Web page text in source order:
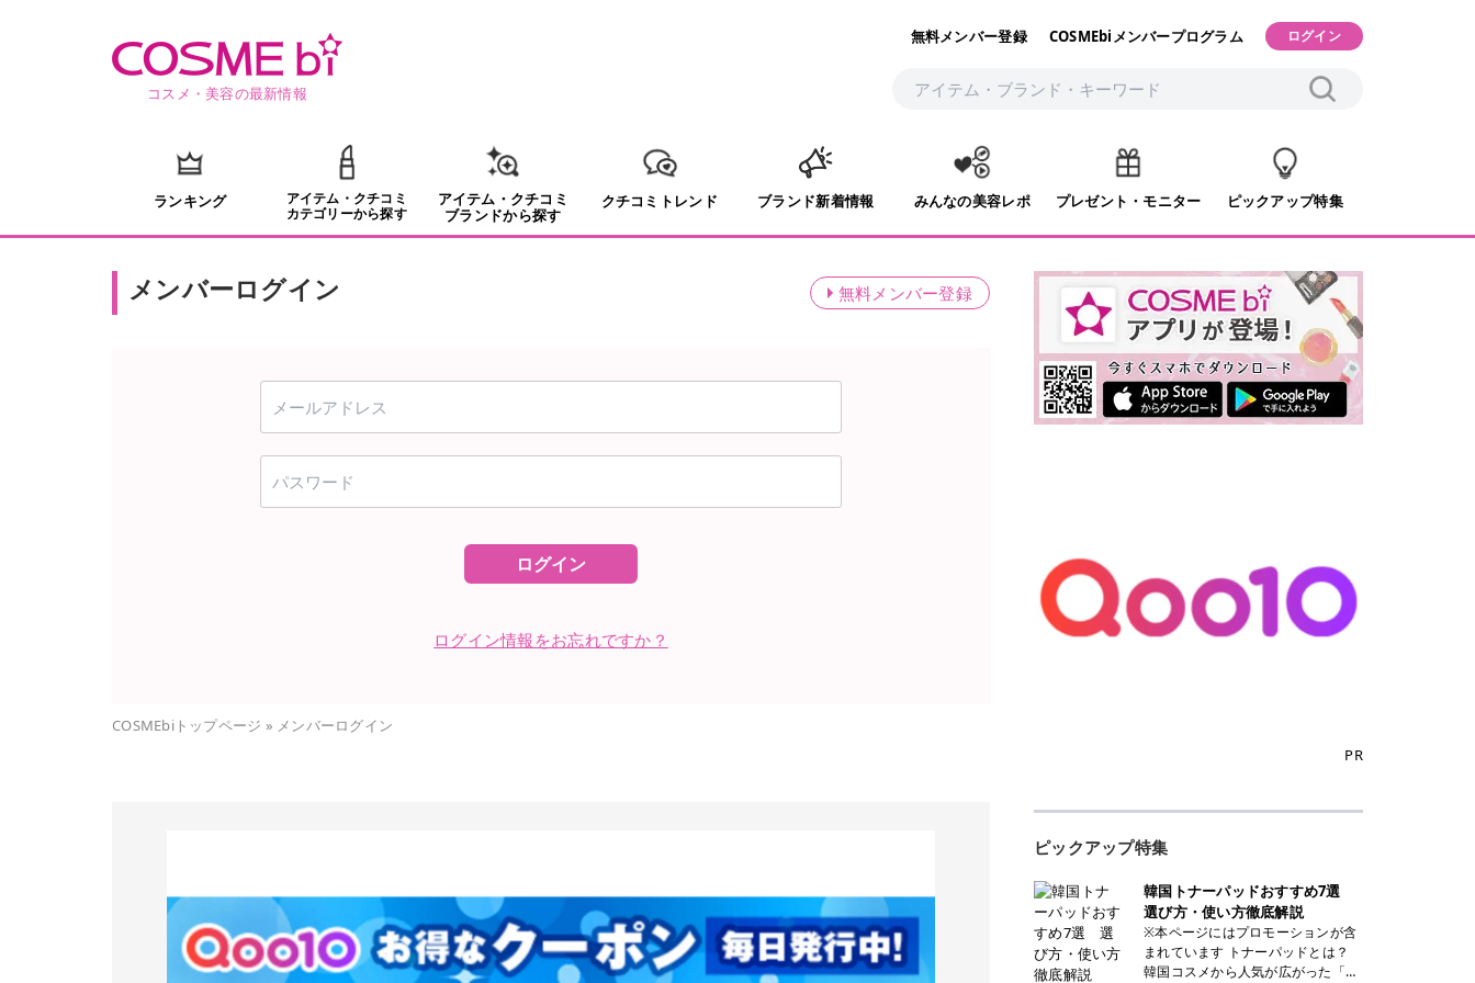
コスメ・美容の最新情報
無料メンバー登録 COSMEbiメンバープログラム ログイン
ランキング
アイテム・クチコミ
カテゴリーから探す
アイテム・クチコミ
ブランドから探す
クチコミトレンド ブランド新着情報 みんなの美容レポ プレゼント・モニター ピックアップ特集
メンバーログイン 無料メンバー登録
ログイン
ログイン情報をお忘れですか？
COSMEbiトップページ » メンバーログイン
PR
ピックアップ特集
韓国トナーパッドおすすめ7選
選び方・使い方徹底解説
※本ページにはプロモーションが含
まれています トナーパッドとは？
韓国コスメから人気が広がった「ト